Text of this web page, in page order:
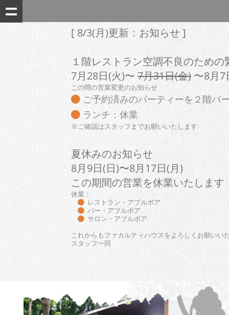
[ 8/3(月)更新：お知らせ ]
１階レストラン空調不良のため
7月28日(火)〜 7月31日(金) 〜8月7
この間の営業変更のお知らせ
ご予約済みのパーティーを２階バ
ランチ：休業
※ご確認はスタッフまでお願いいたします
夏休みのお知らせ
8月9日(日)〜8月17日(月)
この期間の営業を休業いたします
休業：
レストラン・アブルボア
バー・アブルボア
サロン・アブルボア
これからもファカルティハウスをよろしくお願いい
スタッフ一同